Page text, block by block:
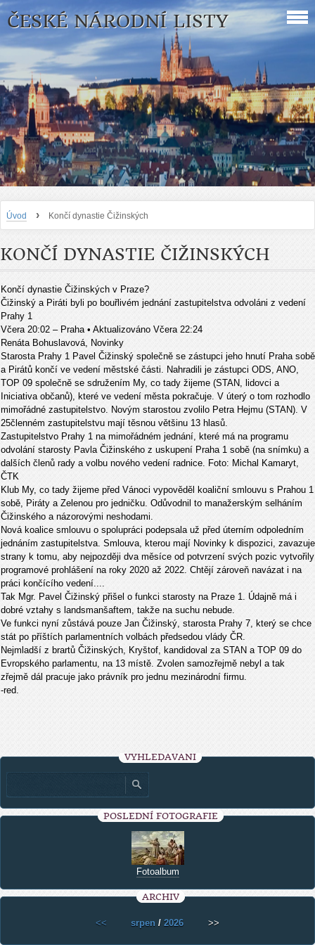
ČESKÉ NÁRODNÍ LISTY
Úvod › Končí dynastie Čižinských
KONČÍ DYNASTIE ČIŽINSKÝCH
Končí dynastie Čižinských v Praze?
Čižinský a Piráti byli po bouřlivém jednání zastupitelstva odvoláni z vedení
Prahy 1
Včera 20:02 – Praha • Aktualizováno Včera 22:24
Renáta Bohuslavová, Novinky
Starosta Prahy 1 Pavel Čižinský společně se zástupci jeho hnutí Praha sobě
a Pirátů končí ve vedení městské části. Nahradili je zástupci ODS, ANO,
TOP 09 společně se sdružením My, co tady žijeme (STAN, lidovci a
Iniciativa občanů), které ve vedení města pokračuje. V úterý o tom rozhodlo
mimořádné zastupitelstvo. Novým starostou zvolilo Petra Hejmu (STAN). V
25členném zastupitelstvu mají těsnou většinu 13 hlasů.
Zastupitelstvo Prahy 1 na mimořádném jednání, které má na programu
odvolání starosty Pavla Čižinského z uskupení Praha 1 sobě (na snímku) a
dalších členů rady a volbu nového vedení radnice. Foto: Michal Kamaryt,
ČTK
Klub My, co tady žijeme před Vánoci vypověděl koaliční smlouvu s Prahou 1
sobě, Piráty a Zelenou pro jedničku. Odůvodnil to manažerským selháním
Čižinského a názorovými neshodami.
Nová koalice smlouvu o spolupráci podepsala už před úterním odpoledním
jednáním zastupitelstva. Smlouva, kterou mají Novinky k dispozici, zavazuje
strany k tomu, aby nejpozději dva měsíce od potvrzení svých pozic vytvořily
programové prohlášení na roky 2020 až 2022. Chtějí zároveň navázat i na
práci končícího vedení....
Tak Mgr. Pavel Čižinský přišel o funkci starosty na Praze 1. Údajně má i
dobré vztahy s landsmanšaftem, takže na suchu nebude.
Ve funkci nyní zůstává pouze Jan Čižinský, starosta Prahy 7, který se chce
stát po příštích parlamentních volbách předsedou vlády ČR.
Nejmladší z brartů Čižinských, Kryštof, kandidoval za STAN a TOP 09 do
Evropského parlamentu, na 13 místě. Zvolen samozřejmě nebyl a tak
zřejmě dál pracuje jako právník pro jednu mezinárodní firmu.
-red.
VYHLEDÁVÁNÍ
POSLEDNÍ FOTOGRAFIE
Fotoalbum
ARCHIV
<< srpen / 2026 >>